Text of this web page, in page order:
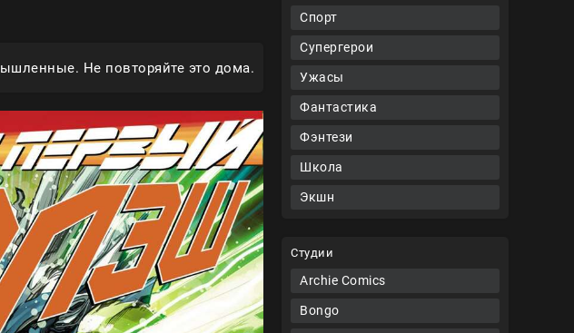
Спорт
Супергерои
Ужасы
Фантастика
Фэнтези
Школа
Экшн
Студии
Archie Comics
Bongo
Не повторяйте это дома.